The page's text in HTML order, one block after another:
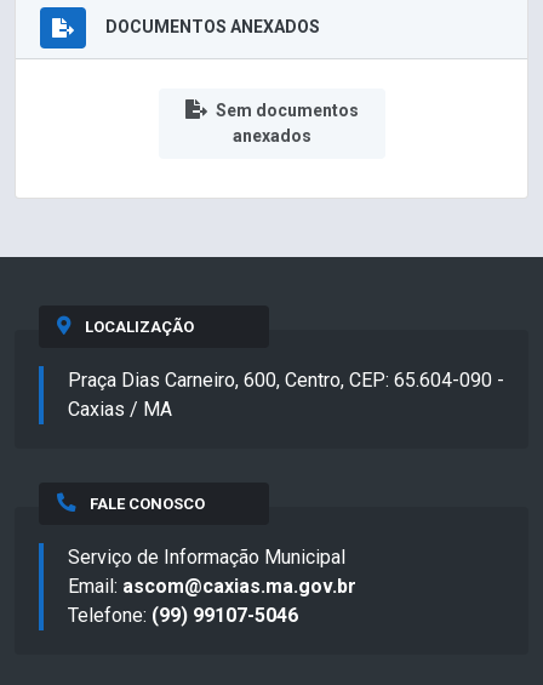
DOCUMENTOS ANEXADOS
Sem documentos
anexados
LOCALIZAÇÃO
Praça Dias Carneiro, 600, Centro, CEP: 65.604-090 -
Caxias / MA
FALE CONOSCO
Serviço de Informação Municipal
Email: ascom@caxias.ma.gov.br
Telefone: (99) 99107-5046